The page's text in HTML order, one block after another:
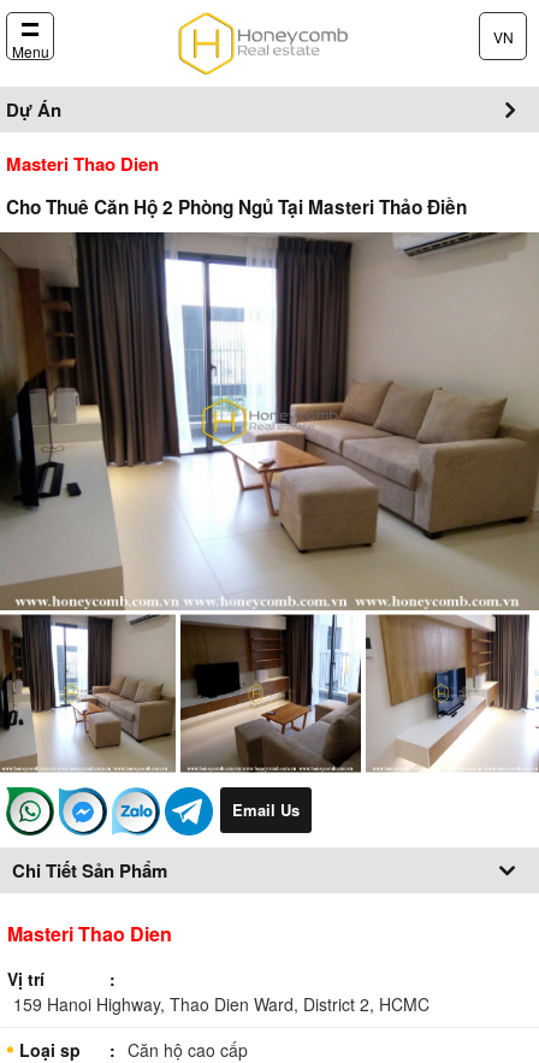
Menu
VN
Dự Án
Masteri Thao Dien
Cho Thuê Căn Hộ 2 Phòng Ngủ Tại Masteri Thảo Điền
Email Us
Chi Tiết Sản Phẩm
Masteri Thao Dien
Vị trí
159 Hanoi Highway, Thao Dien Ward, District 2, HCMC
Loại sp
Căn hộ cao cấp